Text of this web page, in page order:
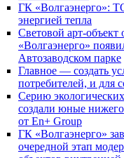
ГК «Волгаэнерго»:
энергией тепла
Световой арт-объект
«Волгаэнерго»
Автозаводском парке
Главное — создать
потребителей, и для
Серию
создали юные
от En+ Group
ГК «Волгаэнерго»
очередной этап